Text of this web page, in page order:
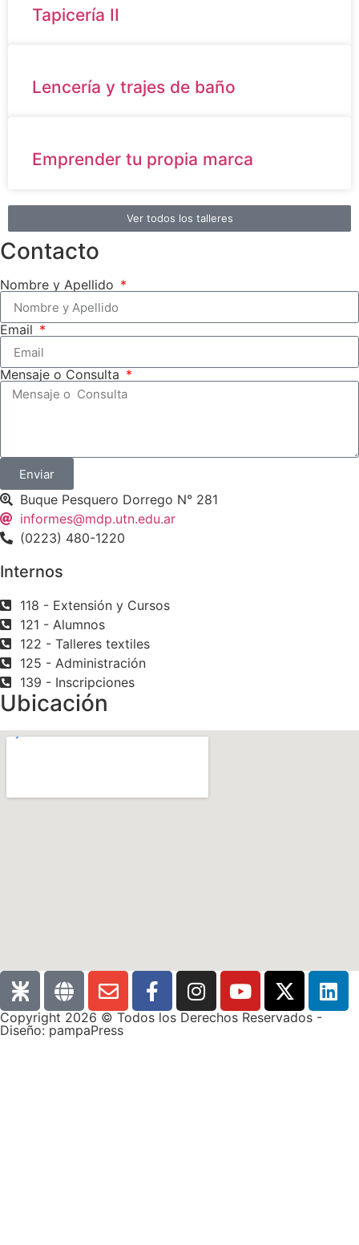
Tapicería II
Lencería y trajes de baño
Emprender tu propia marca
Ver todos los talleres
Contacto
Nombre y Apellido
Email
Mensaje o Consulta
Enviar
Buque Pesquero Dorrego N° 281
informes@mdp.utn.edu.ar
(0223) 480-1220
Internos
118 - Extensión y Cursos
121 - Alumnos
122 - Talleres textiles
125 - Administración
139 - Inscripciones
Ubicación
Copyright 2026 © Todos los Derechos Reservados -
Diseño: pampaPress